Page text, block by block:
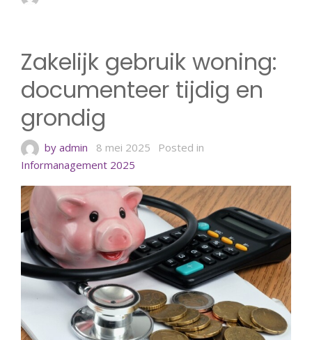
Zakelijk gebruik woning:
documenteer tijdig en
grondig
by admin 8 mei 2025
Posted in
Informanagement 2025